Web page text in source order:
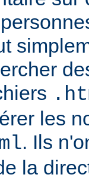
les
. Ils
la